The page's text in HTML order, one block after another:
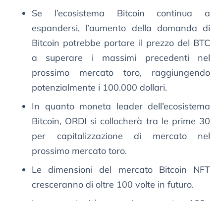
Se l’ecosistema Bitcoin continua a
espandersi, l’aumento della domanda di
Bitcoin potrebbe portare il prezzo del BTC
a superare i massimi precedenti nel
prossimo mercato toro, raggiungendo
potenzialmente i 100.000 dollari.
In quanto moneta leader dell’ecosistema
Bitcoin, ORDI si collocherà tra le prime 30
per capitalizzazione di mercato nel
prossimo mercato toro.
Le dimensioni del mercato Bitcoin NFT
cresceranno di oltre 100 volte in futuro.